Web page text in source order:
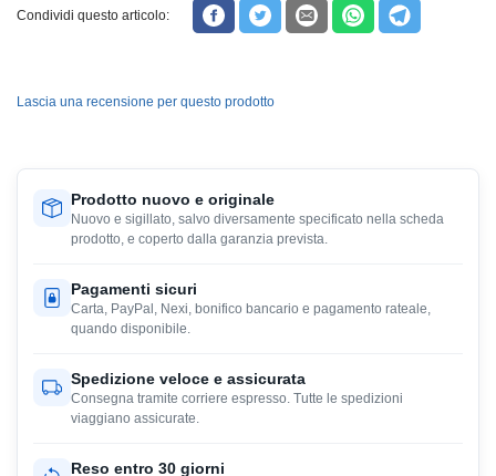
Condividi questo articolo:
Lascia una recensione per questo prodotto
Prodotto nuovo e originale
Nuovo e sigillato, salvo diversamente specificato nella scheda
prodotto, e coperto dalla garanzia prevista.
Pagamenti sicuri
Carta, PayPal, Nexi, bonifico bancario e pagamento rateale,
quando disponibile.
Spedizione veloce e assicurata
Consegna tramite corriere espresso. Tutte le spedizioni
viaggiano assicurate.
Reso entro 30 giorni